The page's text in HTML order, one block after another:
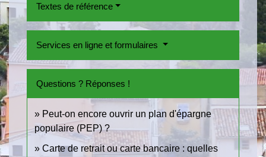
Textes de référence
Services en ligne et formulaires
Questions ? Réponses !
Peut-on encore ouvrir un plan d'épargne
populaire (PEP) ?
Carte de retrait ou carte bancaire : quelles